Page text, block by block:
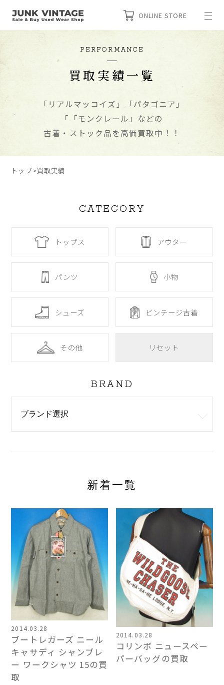
ONLINE STORE
PERFORMANCE
買取実績一覧
「リアルマッコイズ」「パタゴニア」
「「モンクレール」などの
古着・ストック品を高価買取中！！
トップ>買取実績
CATEGORY
トップス アウター
パンツ 小物
シューズ ビンテージ古着
その他 リセット
BRAND
新着一覧
2014.03.28
ブートレガーズ ニール
キャサディ シャンブレ
ー ワークシャツ 15の買
取
2014.03.28
コリンボ ニュースペー
パーバッグの買取